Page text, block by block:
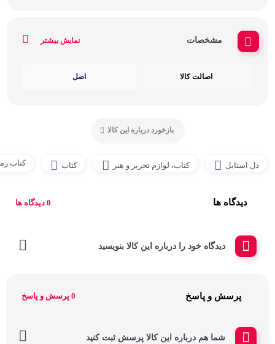
مشخصات نمایش بیشتر
اصالت کالا اصل
بازخورد درباره این کالا
دل استایل کتاب، لوازم تحریر و هنر کتاب کتاب
دیدگاه ها 0 دیدگاه ها
دیدگاه خود را درباره این کالا بنویسید
پرسش و پاسخ 0 پرسش و پاسخ
شما هم درباره این کالا پرسش ثبت کنید